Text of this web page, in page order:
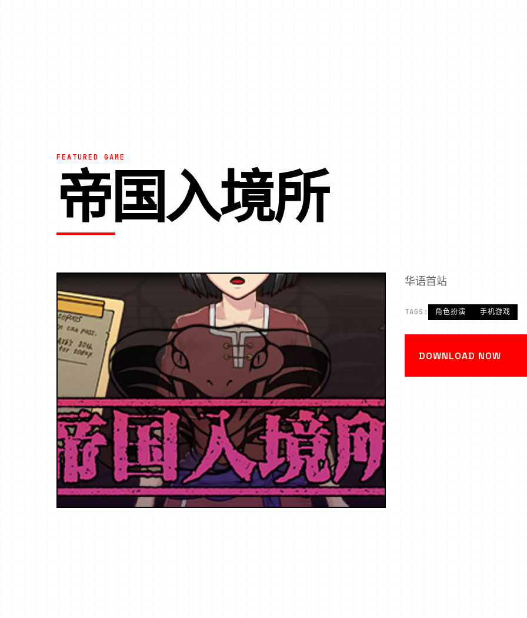
FEATURED GAME
帝国入境所
华语首站
TAGS: 角色扮演 手机游戏
DOWNLOAD NOW